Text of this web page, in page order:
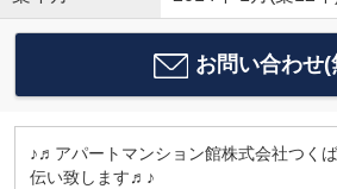
お問い合わせ(
♪♬アパートマンション館株式会社つく
伝い致します♬♪